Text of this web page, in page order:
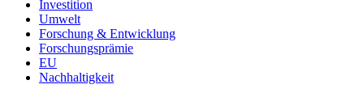
Investition
Umwelt
Forschung & Entwicklung
Forschungsprämie
EU
Nachhaltigkeit